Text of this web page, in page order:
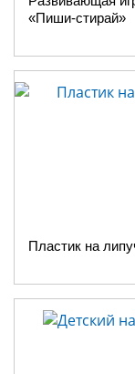
«Пиши-стирай»
Пластик на